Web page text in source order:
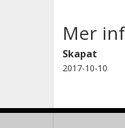
Mer
Skapat
2017-10-10